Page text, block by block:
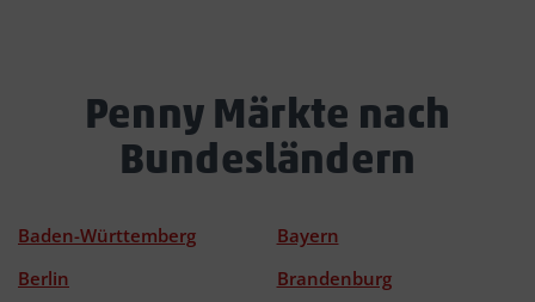
Penny Märkte nach
Bundesländern
Baden-Württemberg
Bayern
Berlin
Brandenburg